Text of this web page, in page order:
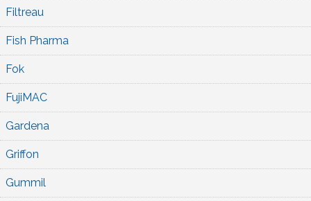
Filtreau
Fish Pharma
Fok
FujiMAC
Gardena
Griffon
Gummil